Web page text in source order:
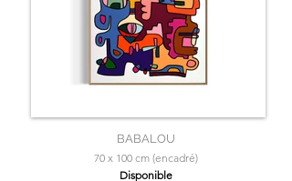
BABALOU
70 x 100 cm (encadré)
Disponible